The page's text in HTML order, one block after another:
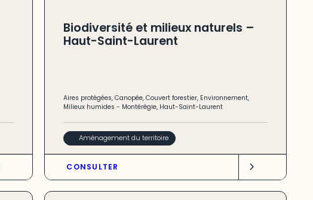
Biodiversité et milieux naturels –
Haut-Saint-Laurent
Aires protégées, Canopée, Couvert forestier, Environnement,
Milieux humides - Montérégie, Haut-Saint-Laurent
Aménagement du territoire
CONSULTER